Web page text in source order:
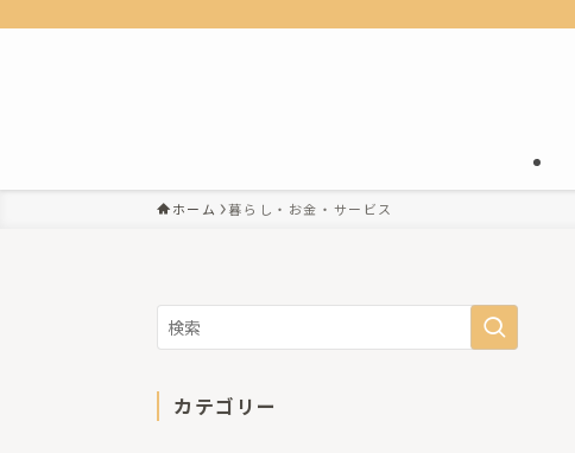
ホーム 暮らし・お金・サービス
カテゴリー